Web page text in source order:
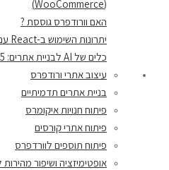
(WooCommerce)
האם וורודפרס גוססת ?
יתרונות השימוש ב-React עם וורדפרס: מדריך יסודי
כלים של AI לבניית אתרים: 5 הפתרונות המובילים ב-2025
עיצוב אתרי ורודפרס
בניית אתרים תדמיתיים
פיתוח חנויות איקומרס
פיתוח אתרי קורסים
פיתוח תוספים לוורדפרס
אופטימיזציה ושיפור